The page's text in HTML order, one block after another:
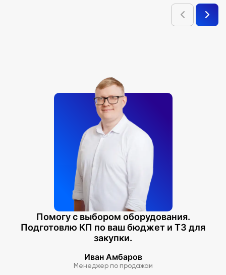
Помогу с выбором оборудования.
Подготовлю КП по ваш бюджет и ТЗ для
закупки.
Иван Амбаров
Менеджер по продажам